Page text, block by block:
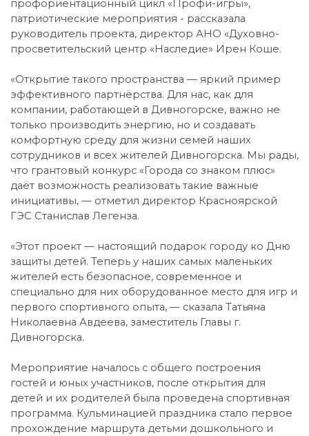
профориентационный цикл «Профи-игры»,
патриотические мероприятия - рассказала
руководитель проекта, директор АНО «Духовно-
просветительский центр «Наследие» Ирен Коше.
«Открытие такого пространства — яркий пример
эффективного партнёрства. Для нас, как для
компании, работающей в Дивногорске, важно не
только производить энергию, но и создавать
комфортную среду для жизни семей наших
сотрудников и всех жителей Дивногорска. Мы рады,
что грантовый конкурс «Города со знаком плюс»
даёт возможность реализовать такие важные
инициативы, — отметил директор Красноярской
ГЭС Станислав Легенза.
«Этот проект — настоящий подарок городу ко Дню
защиты детей. Теперь у наших самых маленьких
жителей есть безопасное, современное и
специально для них оборудованное место для игр и
первого спортивного опыта, — сказала Татьяна
Николаевна Авдеева, заместитель Главы г.
Дивногорска.
Мероприятие началось с общего построения
гостей и юных участников, после открытия для
детей и их родителей была проведена спортивная
программа. Кульминацией праздника стало первое
прохождение маршрута детьми дошкольного и